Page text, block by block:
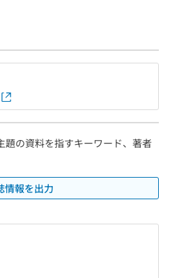
題の資料を指すキーワード、著者
情報を出力